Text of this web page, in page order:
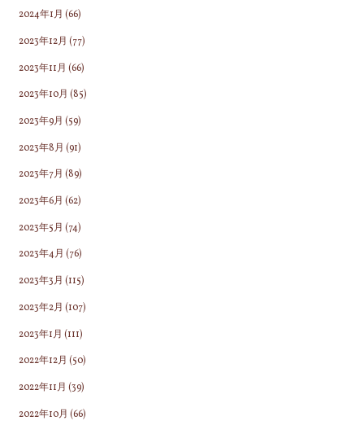
2024年1月 (66)
2023年12月 (77)
2023年11月 (66)
2023年10月 (85)
2023年9月 (59)
2023年8月 (91)
2023年7月 (89)
2023年6月 (62)
2023年5月 (74)
2023年4月 (76)
2023年3月 (115)
2023年2月 (107)
2023年1月 (111)
2022年12月 (50)
2022年11月 (39)
2022年10月 (66)